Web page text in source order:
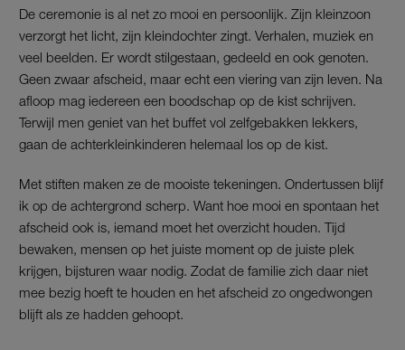
De ceremonie is al net zo mooi en persoonlijk. Zijn kleinzoon
verzorgt het licht, zijn kleindochter zingt. Verhalen, muziek en
veel beelden. Er wordt stilgestaan, gedeeld en ook genoten.
Geen zwaar afscheid, maar echt een viering van zijn leven. Na
afloop mag iedereen een boodschap op de kist schrijven.
Terwijl men geniet van het buffet vol zelfgebakken lekkers,
gaan de achterkleinkinderen helemaal los op de kist.
Met stiften maken ze de mooiste tekeningen. Ondertussen blijf
ik op de achtergrond scherp. Want hoe mooi en spontaan het
afscheid ook is, iemand moet het overzicht houden. Tijd
bewaken, mensen op het juiste moment op de juiste plek
krijgen, bijsturen waar nodig. Zodat de familie zich daar niet
mee bezig hoeft te houden en het afscheid zo ongedwongen
blijft als ze hadden gehoopt.